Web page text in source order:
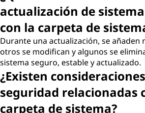
actualización de
con la carpeta de
Durante una actualización, se añaden
otros se modifican y algunos se
sistema seguro, estable y actualizado.
¿Existen
seguridad relacionadas
carpeta de sistema?